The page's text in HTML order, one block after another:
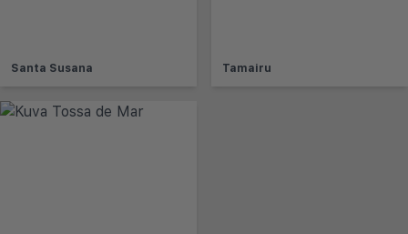
Santa Susana Tamairu